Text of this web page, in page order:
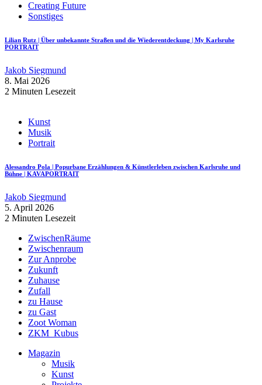
Creating Future
Sonstiges
Lilian Rutz | Über unbekannte Straßen und die Wiederentdeckung | My Karlsruhe
PORTRAIT
Jakob Siegmund
8. Mai 2026
2 Minuten Lesezeit
Kunst
Musik
Portrait
Alessandro Pola | Popurbane Erzählungen & Künstlerleben zwischen Karlsruhe und
Bühne | KAVAPORTRAIT
Jakob Siegmund
5. April 2026
2 Minuten Lesezeit
ZwischenRäume
Zwischenraum
Zur Anprobe
Zukunft
Zuhause
Zufall
zu Hause
zu Gast
Zoot Woman
ZKM_Kubus
Magazin
Musik
Kunst